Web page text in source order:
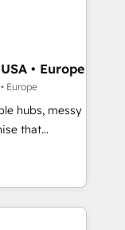
Wix,
operations and
- Custom
lead
across
• Europe
Europe
hubs, messy
to work...
team
Pipedrive,